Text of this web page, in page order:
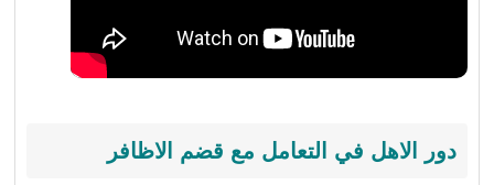
دور الاهل في التعامل مع قضم الاظافر